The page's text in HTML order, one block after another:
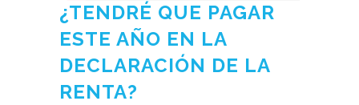
¿TENDRÉ QUE PAGAR
ESTE AÑO EN LA
DECLARACIÓN DE LA
RENTA?